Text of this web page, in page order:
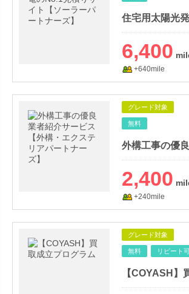
6,400
+640mile
グレード対象
無料
2,400
+240mile
グレード対象
無料 リピート
【COYASH】